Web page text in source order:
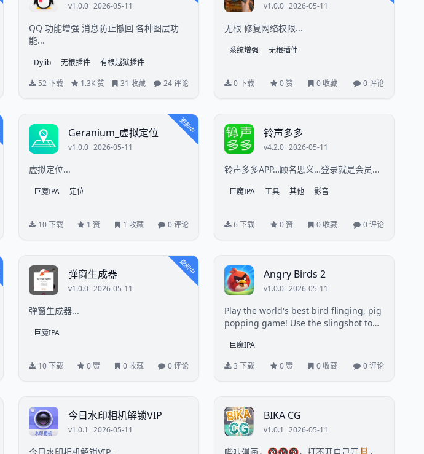
v1.0.0 2026-05-11
QQ 功能增强 消息防止撤回 各种图层功
能...
Dylib 无根插件
有根越狱插件
52 下载
1.3K 赞 31 收藏 24 评论
v1.0.0 2026-05-11
无根 修复网络权限...
系统增强 无根插件
0 下载 0 赞 0 收藏 0 评论
更新中
Geranium_虚拟定位
v1.0.0 2026-05-11
虚拟定位...
巨魔IPA 定位
10 下载 1 赞 1 收藏 0 评论
铃声多多
v4.2.0 2026-05-11
铃声多多APP…顾名思义…登录就是会员...
巨魔IPA 工具 其他 影音
6 下载 0 赞 0 收藏 0 评论
更新中
弹窗生成器
v1.0.0 2026-05-11
弹窗生成器...
巨魔IPA
10 下载 0 赞 0 收藏 0 评论
Angry Birds 2
v1.0.0 2026-05-11
Play the world's best bird flinging, pig
popping game! Use the slingshot to
巨魔IPA
3 下载
0 赞 0 收藏 0 评论
今日水印相机解锁VIP
v1.0.1 2026-05-11
BIKA CG
v1.0.1 2026-05-11